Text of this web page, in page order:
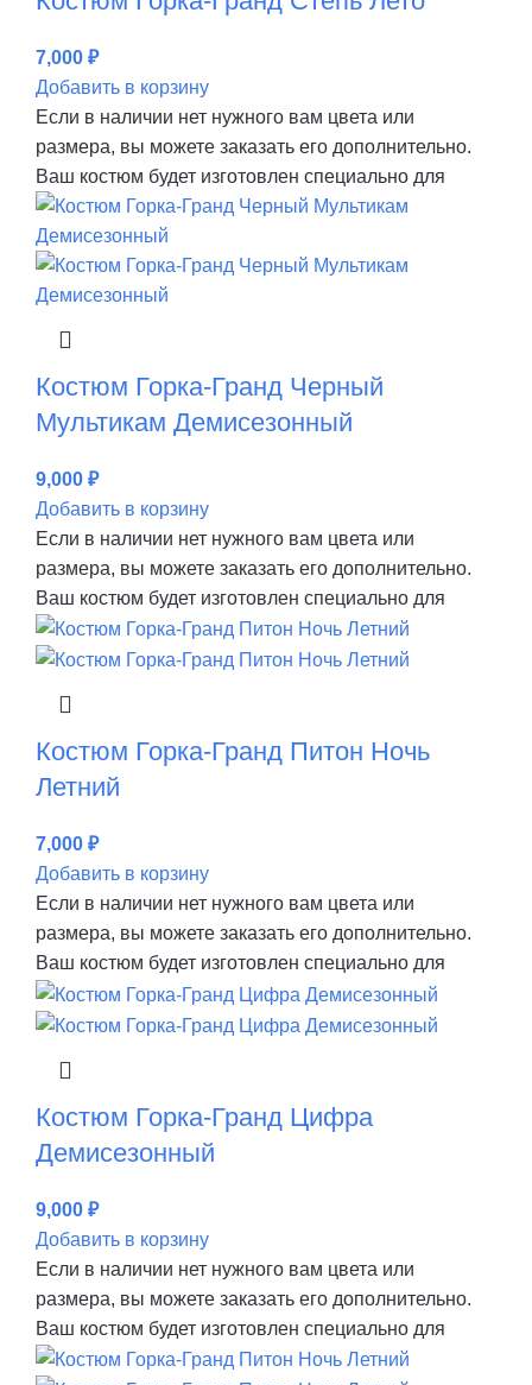
7,000 ₽
Добавить в корзину
Если в наличии нет нужного вам цвета или
размера, вы можете заказать его дополнительно.
Ваш костюм будет изготовлен специально для
Костюм Горка-Гранд Черный
Мультикам Демисезонный
9,000 ₽
Добавить в корзину
Если в наличии нет нужного вам цвета или
размера, вы можете заказать его дополнительно.
Ваш костюм будет изготовлен специально для
Костюм Горка-Гранд Питон Ночь
Летний
7,000 ₽
Добавить в корзину
Если в наличии нет нужного вам цвета или
размера, вы можете заказать его дополнительно.
Ваш костюм будет изготовлен специально для
Костюм Горка-Гранд Цифра
Демисезонный
9,000 ₽
Добавить в корзину
Если в наличии нет нужного вам цвета или
размера, вы можете заказать его дополнительно.
Ваш костюм будет изготовлен специально для